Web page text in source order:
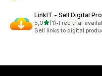
LinkIT ‑ Sell Digital
5,0na 5 gwiazdek
(1)
Łączna liczba recenzji: 1
•Free trial
Sell links to digital